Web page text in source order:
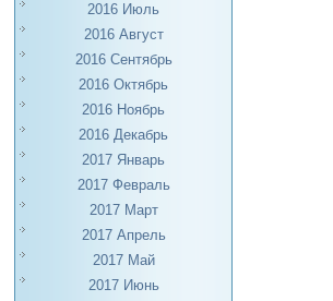
2016 Июль
2016 Август
2016 Сентябрь
2016 Октябрь
2016 Ноябрь
2016 Декабрь
2017 Январь
2017 Февраль
2017 Март
2017 Апрель
2017 Май
2017 Июнь